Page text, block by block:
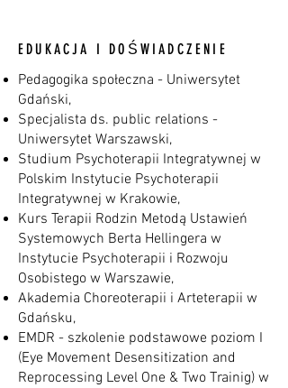
EDUKACJA I DOŚWIADCZENIE
Pedagogika społeczna - Uniwersytet
Gdański,
Specjalista ds. public relations -
Uniwersytet Warszawski,
Studium Psychoterapii Integratywnej w
Polskim Instytucie Psychoterapii
Integratywnej w Krakowie,
Kurs Terapii Rodzin Metodą Ustawień
Systemowych Berta Hellingera w
Instytucie Psychoterapii i Rozwoju
Osobistego w Warszawie,
Akademia Choreoterapii i Arteterapii w
Gdańsku,
EMDR - szkolenie podstawowe poziom I
(Eye Movement Desensitization and
Reprocessing Level One & Two Trainig) w